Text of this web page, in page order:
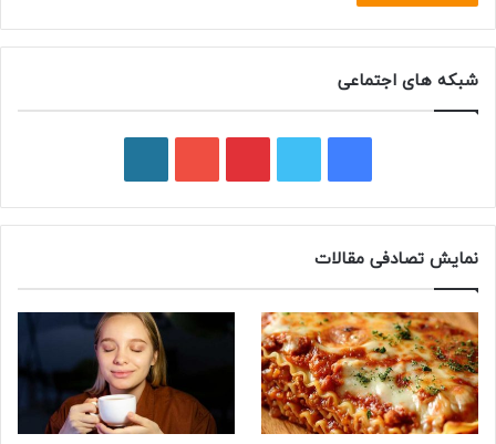
شبکه های اجتماعی
ی
س
ب
و
ک
و
ی
ت
ر
ی
ت
و
ی
ب
ر
پ
ر
س
نمایش تصادفی مقالات